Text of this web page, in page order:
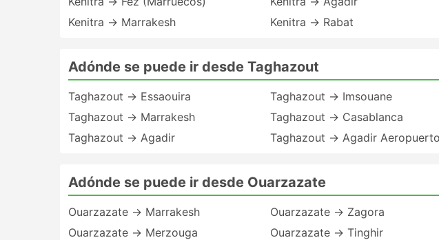
Kenitra → Marrakesh
Kenitra → Rabat
Adónde se puede ir desde Taghazout
Taghazout → Essaouira
Taghazout → Marrakesh
Taghazout → Agadir
Taghazout → Imsouane
Taghazout → Casablanca
Taghazout → Agadir Aeropuerto
Adónde se puede ir desde Ouarzazate
Ouarzazate → Marrakesh
Ouarzazate → Merzouga
Ouarzazate → Zagora
Ouarzazate → Tinghir